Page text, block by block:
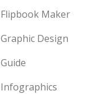
Flipbook Maker
Graphic Design
Guide
Infographics